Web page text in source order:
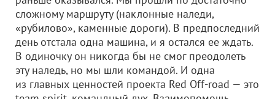
сложному маршруту (наклонные наледи,
«рубилово», каменные дороги). В предпоследний
день отстала одна машина, и я остался ее ждать.
В одиночку он никогда бы не смог преодолеть
эту наледь, но мы шли командой. И одна
из главных ценностей проекта Red Off-road — это